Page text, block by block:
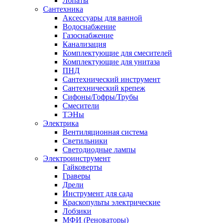
Сантехника
Аксессуары для ванной
Водоснабжение
Газоснабжение
Канализация
Комплектующие для смесителей
Комплектующие для унитаза
ПНД
Сантехнический инструмент
Сантехнический крепеж
Сифоны/Гофры/Трубы
Смесители
ТЭНы
Электрика
Вентиляционная система
Светильники
Светодиодные лампы
Электроинструмент
Гайковерты
Граверы
Дрели
Инструмент для сада
Краскопульты электрические
Лобзики
МФИ (Реноваторы)